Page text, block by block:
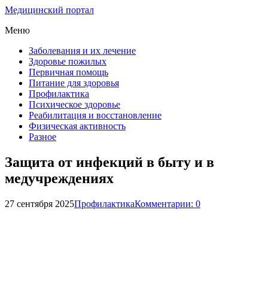
Медицинский портал
Меню
Заболевания и их лечение
Здоровье пожилых
Первичная помощь
Питание для здоровья
Профилактика
Психическое здоровье
Реабилитация и восстановление
Физическая активность
Разное
Защита от инфекций в быту и в
медучреждениях
27 сентября 2025ПрофилактикаКомментарии: 0